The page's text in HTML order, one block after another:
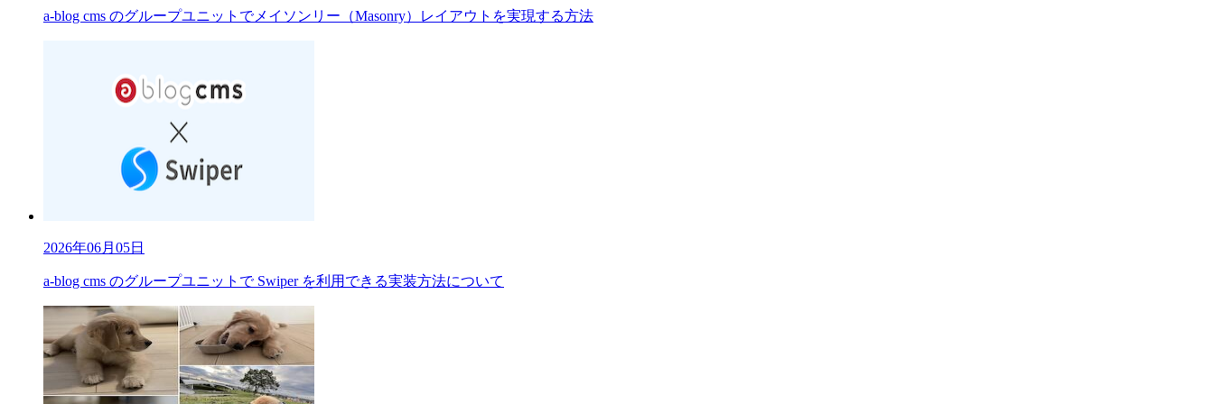
a-blog cms のグループユニットでメイソンリー（Masonry）レイアウトを実現する方法
2026年06月05日
a-blog cms のグループユニットで Swiper を利用できる実装方法について